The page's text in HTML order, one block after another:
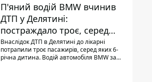
П'яний водій BMW вчинив
ДТП у Делятині:
постраждало троє, серед
них - дитина
Внаслідок ДТП в Делятині до лікарні
потрапили троє пасажирів, серед яких 6-
річна дитина. Водій автомобіля BMW за